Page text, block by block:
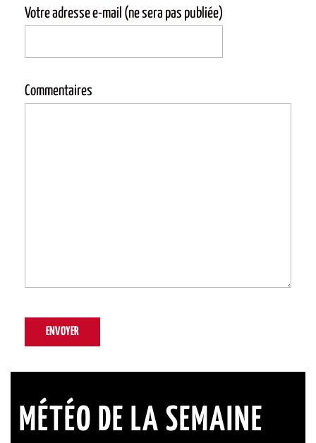
Votre adresse e-mail (ne sera pas publiée)
Commentaires
MÉTÉO DE LA SEMAINE